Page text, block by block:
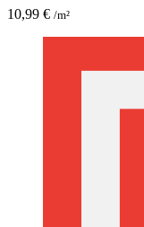
10,99 € /m²